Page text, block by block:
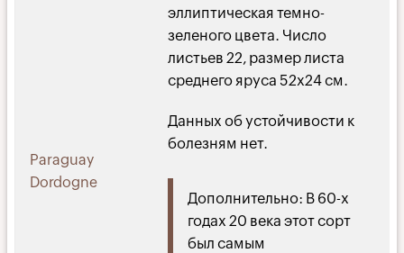
Paraguay
Dordogne
эллиптическая темно-
зеленого цвета. Число
листьев 22, размер листа
среднего яруса 52х24 см.
Данных об устойчивости к
болезням нет.
Дополнительно: В 60-х
годах 20 века этот сорт
был самым